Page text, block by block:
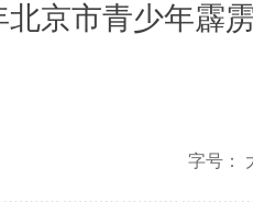
京市青少年霹
字号：